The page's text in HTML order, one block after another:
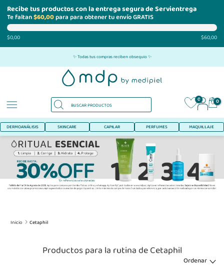
Recibe tus productos con la entrega segura de Servientrega
Te faltan$60,00para para obtener tu envío GRATIS
$0,00 $60,00
al
✨ Todas tus compras reciben obsequio ✨
0 0
DERMOANÁLISIS SKINCARE CAPILAR PERFUMES MAQUILLAJE
Inicio Cetaphil
Productos para la rutina de Cetaphil
Ordenar